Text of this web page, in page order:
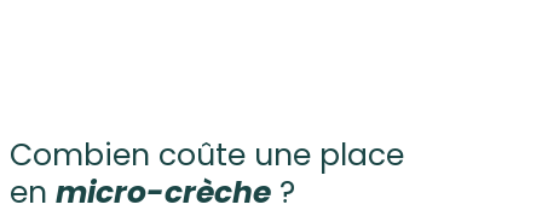
Combien coûte une place
en micro-crèche ?